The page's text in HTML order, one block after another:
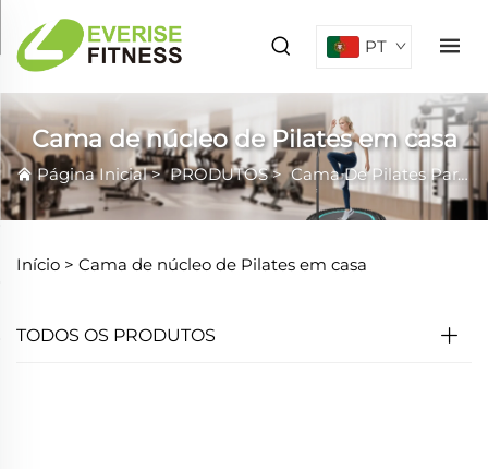
PT
Cama de núcleo de Pilates em casa
Página Inicial>PRODUTOS>Cama De Pilates Para Fortalecer O Core
Início > Cama de núcleo de Pilates em casa
TODOS OS PRODUTOS